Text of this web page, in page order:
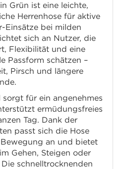
Grün ist eine leichte,
Herrenhose für aktive
bei milden
sich an Nutzer, die
Flexibilität und eine
Passform schätzen –
Pirsch und längere
sorgt für ein angenehmes
ermüdungsfreies
Tag. Dank der
passt sich die Hose
an und bietet
Gehen, Steigen oder
schnelltrocknenden